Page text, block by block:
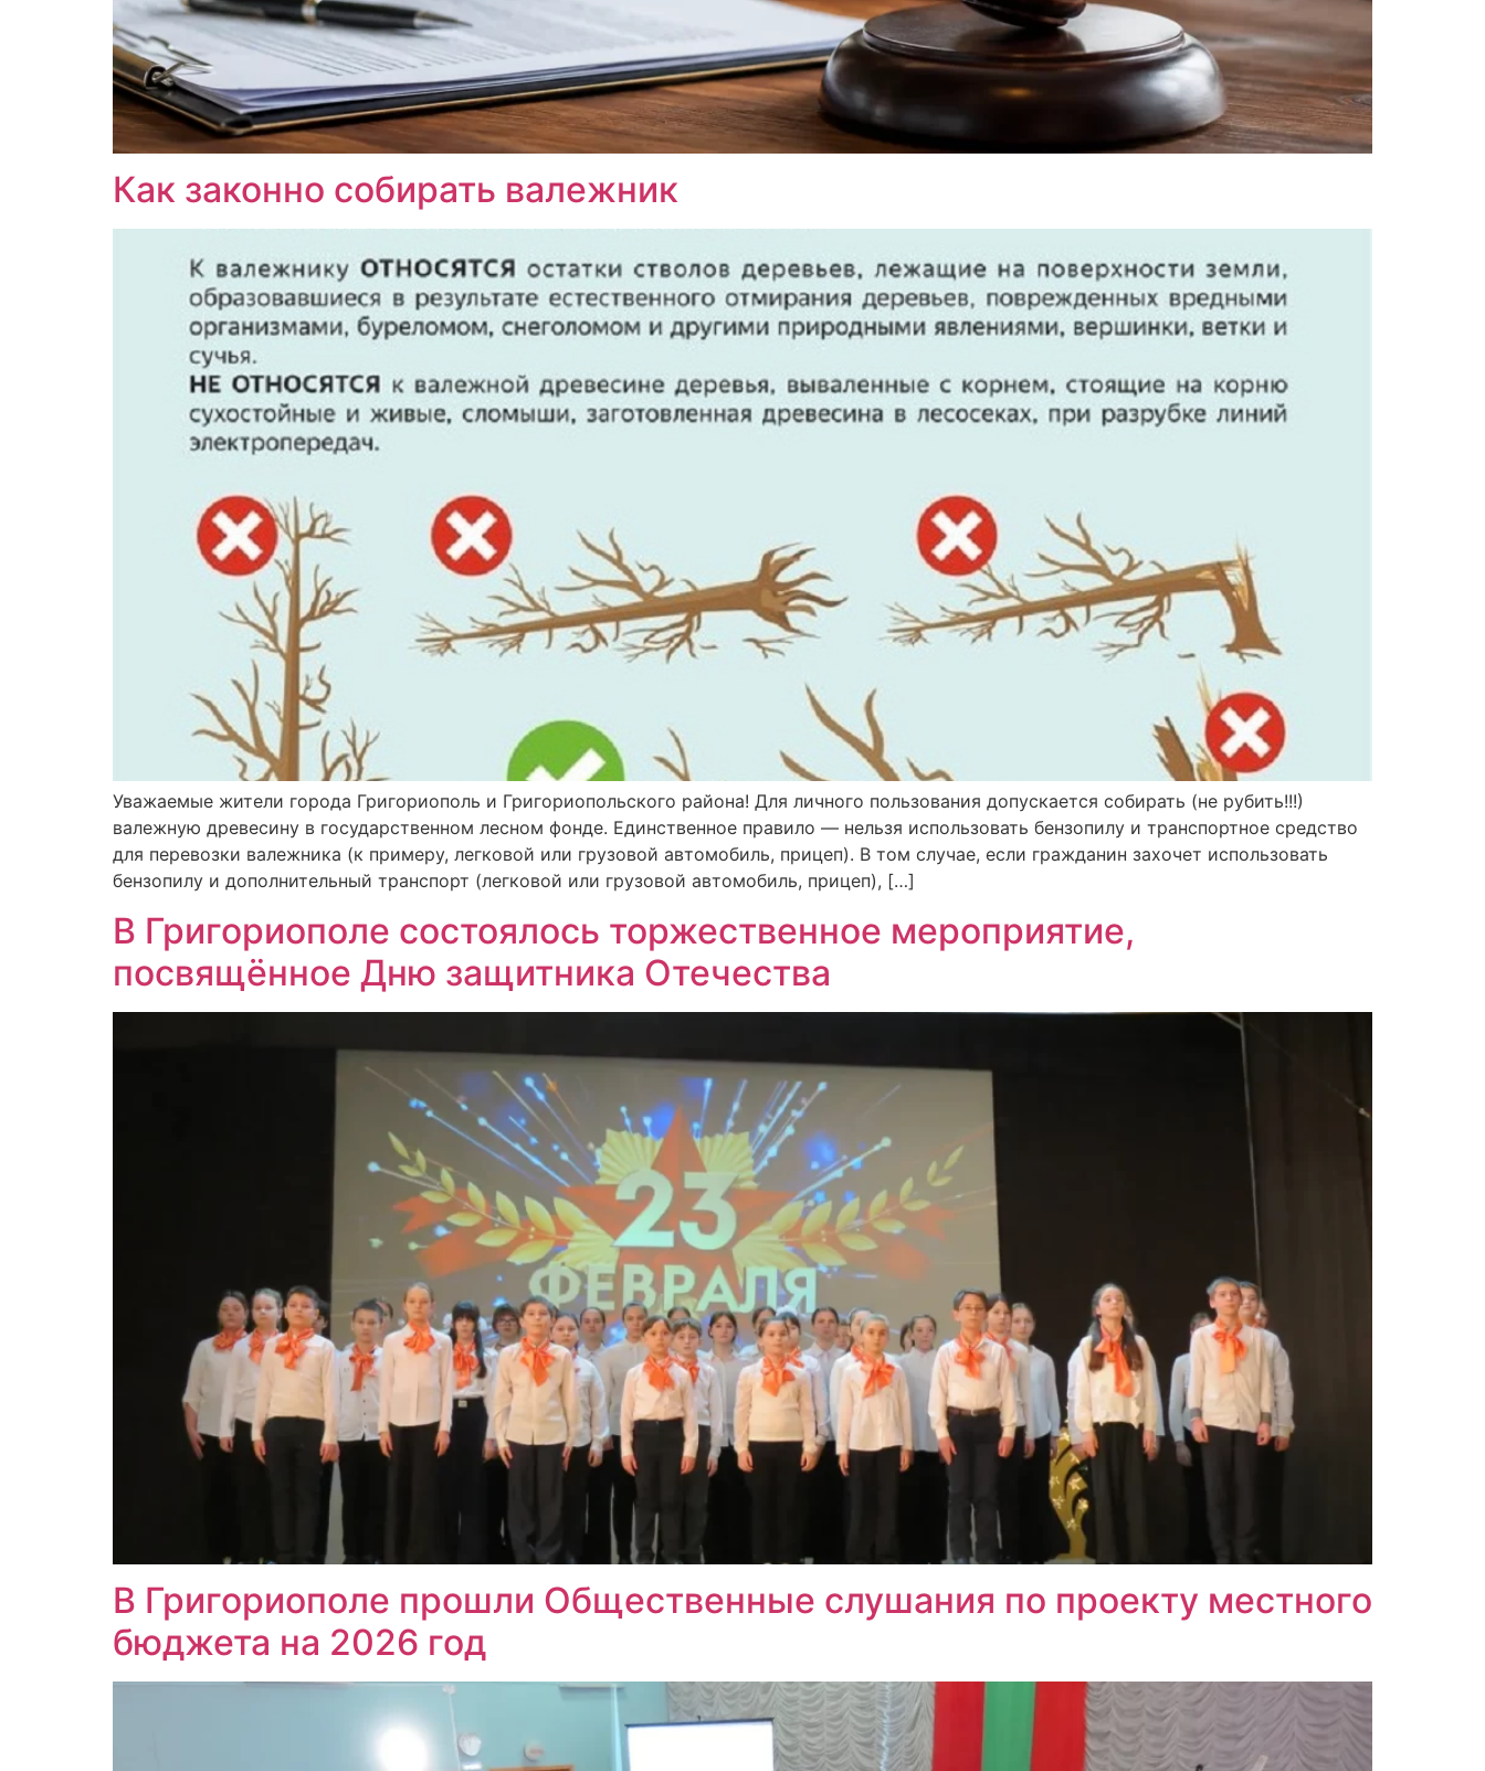
Как законно собирать валежник
Уважаемые жители города Григориополь и Григориопольского района! Для личного пользования допускается собирать (не рубить!!!)
валежную древесину в государственном лесном фонде. Единственное правило — нельзя использовать бензопилу и транспортное средство
для перевозки валежника (к примеру, легковой или грузовой автомобиль, прицеп). В том случае, если гражданин захочет использовать
бензопилу и дополнительный транспорт (легковой или грузовой автомобиль, прицеп), […]
В Григориополе состоялось торжественное мероприятие,
посвящённое Дню защитника Отечества
В Григориополе прошли Общественные слушания по проекту местного
бюджета на 2026 год